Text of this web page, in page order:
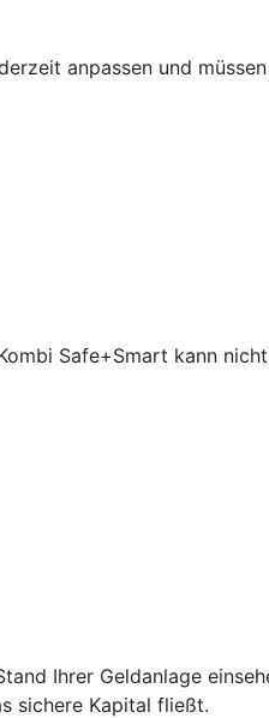
anpassen und
Safe+Smart kann
Ihrer Geldanlage
sichere Kapital fließt.